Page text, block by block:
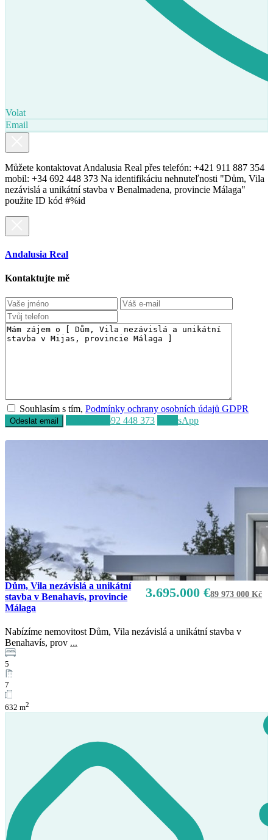
Prodej
K dispozici
Volat
Email
Můžete kontaktovat Andalusia Real přes telefón: +421 911 887 354
mobil: +34 692 448 373 Na identifikáciu nehnuteľnosti "Dům, Vila
nezávislá a unikátní stavba v Benalmadena, provincie Málaga"
použite ID kód #%id
Andalusia Real
Kontaktujte mě
Souhlasím s tím,Podmínky ochrany osobních údajů GDPR
+34 692 448 373 WhatsApp
3.695.000 €89 973 000 Kč
Dům, Vila nezávislá a unikátní
stavba v Benahavís, provincie
Málaga
Nabízíme nemovitost Dům, Vila nezávislá a unikátní stavba v
Benahavís, prov ...
5
7
632 m2